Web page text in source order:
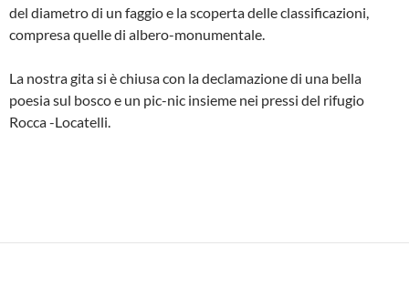
del diametro di un faggio e la scoperta delle classificazioni,
compresa quelle di albero-monumentale.
La nostra gita si è chiusa con la declamazione di una bella
poesia sul bosco e un pic-nic insieme nei pressi del rifugio
Rocca -Locatelli.